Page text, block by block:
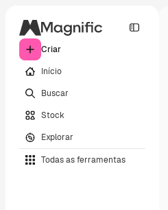
Criar
Início
Buscar
Stock
Explorar
Todas as ferramentas